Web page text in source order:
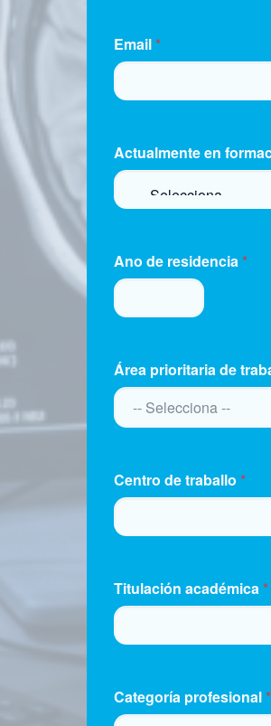
Email*
Actualmente en
Ano de residencia*
Área prioritaria de
-- Selecciona --
Centro de traballo *
Titulación académica*
Categoría profesional*